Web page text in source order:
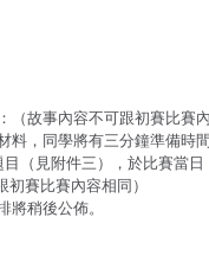
故事內容不可跟初賽比賽
，同學將有三分鐘準備時
（見附件三），於比賽當
賽比賽內容相同）
稍後公佈。